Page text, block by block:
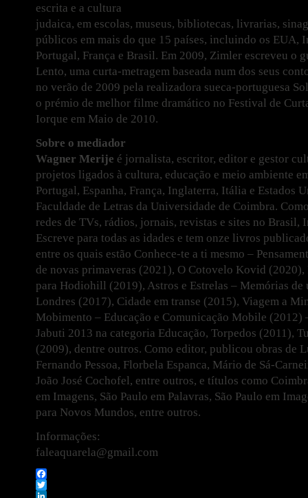
escrita e a cultura
judaica, em escolas, museus, bibliotecas, livrarias,
públicos em mais do que 15 países, incluindo os EUA,
Portugal, França e Brasil. Em 2009, Zimler escreveu o
Lento, uma curta-metragem baseada num dos seus
no verão de 2009 pela realizadora sueca-portuguesa
o prémio de melhor filme dramático no Festival de
Iorque em Maio de 2010.
Sobre o mediador
Wagner Merije é jornalista, escritor, editor e gestor
projetos ligados à cultura, educação e meio ambiente
Portugal, Espanha, França, Inglaterra, Itália e Estados
Faculdade de Letras da Universidade de Coimbra.
redes de TVs, rádios, jornais, revistas e sites no Brasil,
Escreve para todas as idades e tem onze livros
entre os quais estão Conhece-te a ti mesmo –
de novas primaveras (2021), O Cotovelo Kovid
para Hodiohill (2019), Astros e Estrelas – Memórias
Londres (2017), Cidade em transe (2015), Viagem a
Mobimento – Educação e Comunicação Mobile (2012)
Jabuti 2013 na categoria Educação, Torpedos (2011),
(2009), dentre outros. Como editor, publicou obras de
Fernando Pessoa, Florbela Espanca, Mário de Sá-
João José Cochofel, entre outros, e títulos como
em Imagens, São Paulo em Palavras, São Paulo em
para Novos Mundos, entre outros.
Informações:
faleaquarela@gmail.com
Facebook
Twitter